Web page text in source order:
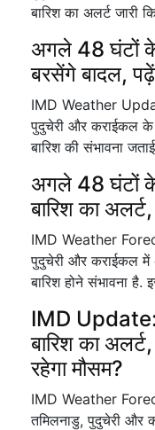
बारिश का अलर्ट जारी
अगले 48 घंटों के
बरसेंगे बादल,
IMD Weather
पुदुचेरी और कराईकल के
बारिश की संभावना
अगले 48 घंटों के
बारिश का
IMD Weather
पुदुचेरी और कराईकल में
बारिश होने संभावना
IMD Update:
बारिश का
रहेगा मौसम?
IMD Weather
तमिलनाडु, पुदुचेरी